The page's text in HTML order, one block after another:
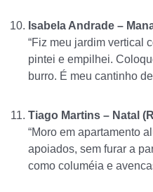
Isabela Andrade –
“Fiz meu jardim vertical
pintei e empilhei.
burro. É meu cantinho
Tiago Martins – Natal
“Moro em apartamento
apoiados, sem furar a
como columéia e